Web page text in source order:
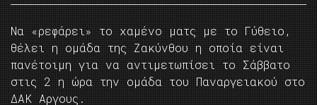
Να «ρεφάρει» το χαμένο ματς με το Γύθειο,
θέλει η ομάδα της Ζακύνθου η οποία είναι
πανέτοιμη για να αντιμετωπίσει το Σάββατο
στις 2 η ώρα την ομάδα του Παναργειακού στο
ΔΑΚ Αργους.